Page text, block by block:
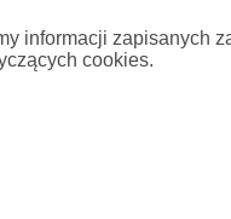
informacji zapisanych
cookies.